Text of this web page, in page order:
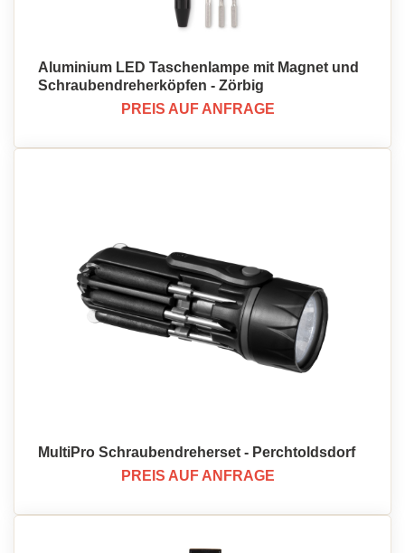
Aluminium LED Taschenlampe mit Magnet und
Schraubendreherköpfen - Zörbig
PREIS AUF ANFRAGE
MultiPro Schraubendreherset - Perchtoldsdorf
PREIS AUF ANFRAGE